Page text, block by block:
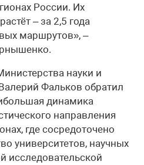
России. Их
– за 2,5 года
маршрутов», –
науки и
Фальков обратил
динамика
направления
где сосредоточено
университетов, научных
исследовательской